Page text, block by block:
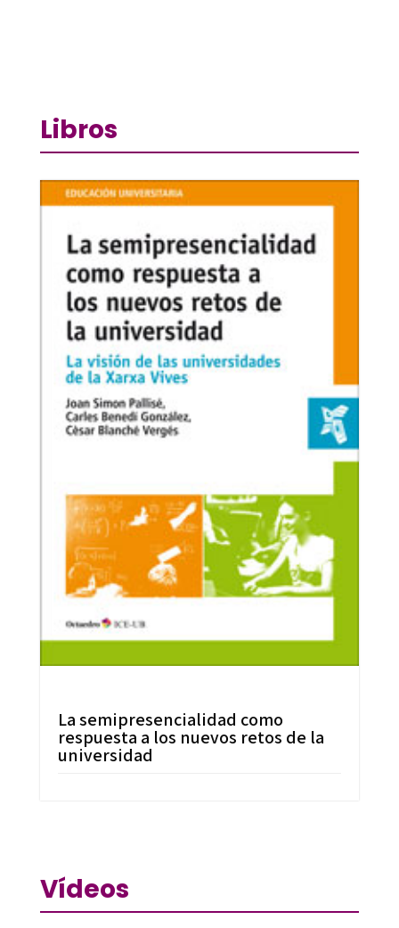
Libros
La semipresencialidad como
respuesta a los nuevos retos de la
universidad
Vídeos